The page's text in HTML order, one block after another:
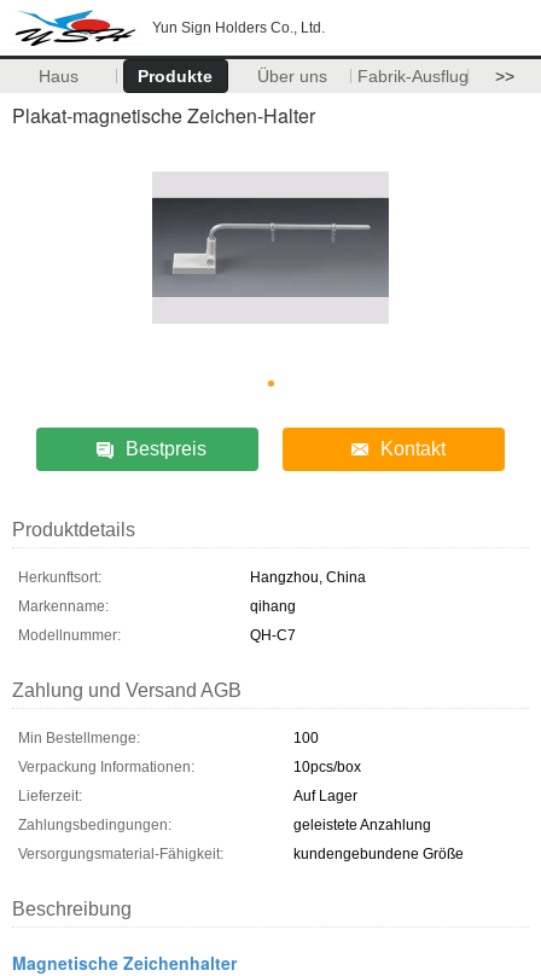
Yun Sign Holders Co., Ltd.
Haus Produkte Über uns Fabrik-Ausflug >>
Plakat-magnetische Zeichen-Halter
Bestpreis Kontakt
Produktdetails
Herkunftsort:
Hangzhou, China
Markenname:
qihang
Modellnummer:
QH-C7
Zahlung und Versand AGB
Min Bestellmenge:
100
Verpackung Informationen:
10pcs/box
Lieferzeit:
Auf Lager
Zahlungsbedingungen:
geleistete Anzahlung
Versorgungsmaterial-Fähigkeit:
kundengebundene Größe
Beschreibung
Magnetische Zeichenhalter